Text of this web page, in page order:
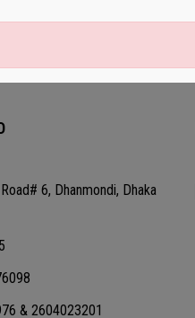
6, Dhanmondi, Dhaka
& 2604023201